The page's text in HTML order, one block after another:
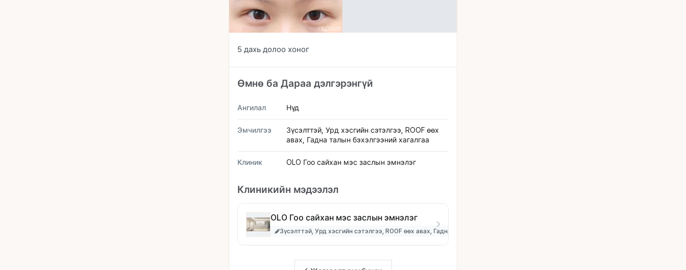
5 дахь долоо хоног
Өмнө ба Дараа дэлгэрэнгүй
Ангилал Нүд
Эмчилгээ
Зүсэлттэй, Урд хэсгийн сэтэлгээ, ROOF өөх
авах, Гадна талын бэхэлгээний хагалгаа
Клиник OLO Гоо сайхан мэс заслын эмнэлэг
Клиникийн мэдээлэл
OLO Гоо сайхан мэс заслын эмнэлэг
Зүсэлттэй, Урд хэсгийн сэтэлгээ, ROOF өөх авах, Гадна талын бэхэлгээний хагалгаа